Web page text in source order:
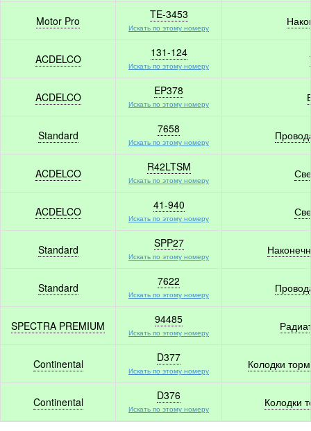
Motor Pro TE-3453
Искать по этому номеру
ACDELCO 131-124
Искать по этому номеру
ACDELCO EP378
Искать по этому номеру
Standard 7658
Искать по этому номеру
ACDELCO R42LTSM
Искать по этому номеру
ACDELCO 41-940
Искать по этому номеру
Standard SPP27
Искать по этому номеру
Standard 7622
Искать по этому номеру
SPECTRA PREMIUM 94485
Искать по этому номеру
Continental D377
Искать по этому номеру Колодки
Continental D376
Искать по этому номеру Колодки